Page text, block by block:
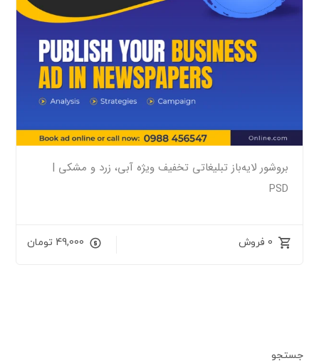
بروشور لایه‌باز تبلیغاتی تخفیف ویژه آبی، زرد و مشکی |
PSD
0 فروش 49,000 تومان
جستجو